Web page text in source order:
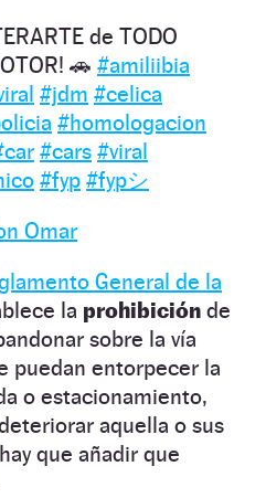
de TODO
🚗 #amiliibia
#jdm #celica
#homologacion
#cars #viral
#fyp #fypシ
Omar
General de la
la prohibición de
sobre la vía
puedan entorpecer la
o estacionamiento,
aquella o sus
que añadir que